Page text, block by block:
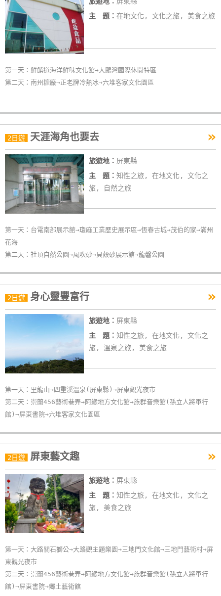
主 題： 在地文化, 文化之旅, 美食之旅
第一天：鮮饌道海洋鮮味文化館→大鵬灣國際休閒特區
第二天：南州糖廠→正老牌冷熱冰→六堆客家文化園區
2日遊 天涯海角也要去 »
旅遊地： 屏東縣
主 題： 知性之旅, 在地文化, 文化之
旅, 自然之旅
第一天：台電南部展示館→瓊麻工業歷史展示區→恆春古城→茂伯的家→滿州
花海
第二天：社頂自然公園→風吹砂→貝殼砂展示館→龍磐公園
2日遊 身心靈豐富行 »
旅遊地： 屏東縣
主 題： 知性之旅, 在地文化, 文化之
旅, 溫泉之旅, 美食之旅
第一天：里龍山→四重溪溫泉(屏東縣)→屏東觀光夜市
第二天：崇蘭456藝術巷弄→阿緱地方文化館→族群音樂館(孫立人將軍行
館)→屏東書院→六堆客家文化園區
2日遊 屏東藝文趣 »
旅遊地： 屏東縣
主 題： 知性之旅, 在地文化, 文化之
旅, 美食之旅
第一天：大路關石獅公→大路觀主題樂園→三地門文化館→三地門藝術村→屏
東觀光夜市
第二天：崇蘭456藝術巷弄→阿緱地方文化館→族群音樂館(孫立人將軍行
館)→屏東書院→鄉土藝術館